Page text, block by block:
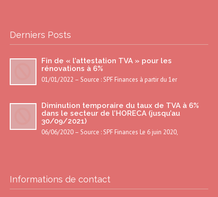
Derniers Posts
Fin de « l’attestation TVA » pour les
rénovations à 6%
01/01/2022 – Source : SPF Finances à partir du 1er
Diminution temporaire du taux de TVA à 6%
dans le secteur de l’HORECA (jusqu’au
30/09/2021)
06/06/2020 – Source : SPF Finances Le 6 juin 2020,
Informations de contact